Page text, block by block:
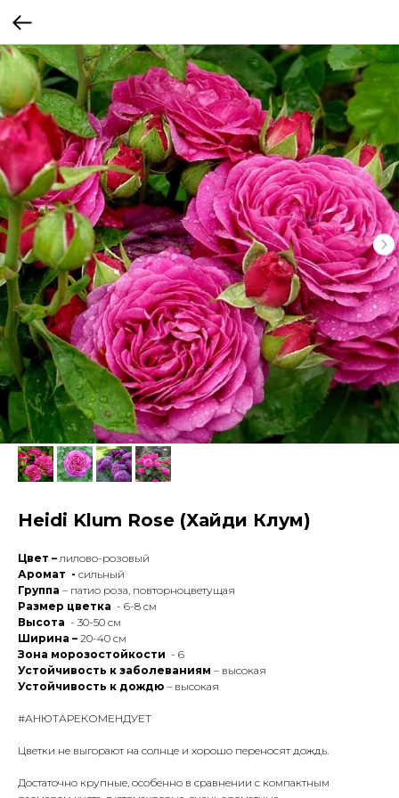
Heidi Klum Rose (Хайди Клум)
Цвет –лилово-розовый
Аромат - сильный
Группа – патио роза, повторноцветущая
Размер цветка - 6-8 см
Высота - 30-50 см
Ширина – 20-40 см
Зона морозостойкости - 6
Устойчивость к заболеваниям – высокая
Устойчивость к дождю – высокая
#АНЮТАРЕКОМЕНДУЕТ
Цветки не выгорают на солнце и хорошо переносят дождь.
Достаточно крупные, особенно в сравнении с компактным